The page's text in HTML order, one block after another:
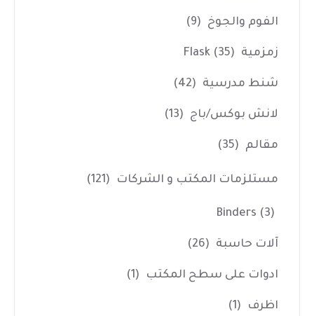
الفوم والجوخ (9)
زمزمية Flask (35)
شنط مدرسية (42)
لانش بوكس/باج (13)
مقالم (35)
مستلزمات المكتب و الشركات (121)
Binders (3)
آلات حاسبة (26)
ادوات على سطح المكتب (1)
اظرف (1)